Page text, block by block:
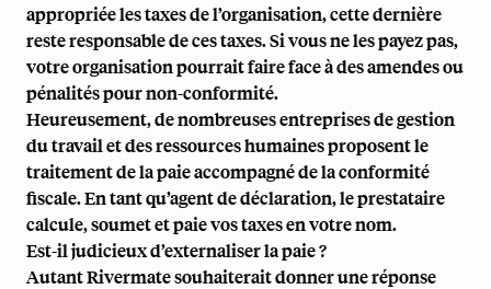
appropriée les taxes de l’organisation, cette dernière
reste responsable de ces taxes. Si vous ne les payez pas,
votre organisation pourrait faire face à des amendes ou
pénalités pour non-conformité.
Heureusement, de nombreuses entreprises de gestion
du travail et des ressources humaines proposent le
traitement de la paie accompagné de la conformité
fiscale. En tant qu’agent de déclaration, le prestataire
calcule, soumet et paie vos taxes en votre nom.
Est-il judicieux d’externaliser la paie ?
Autant Rivermate souhaiterait donner une réponse